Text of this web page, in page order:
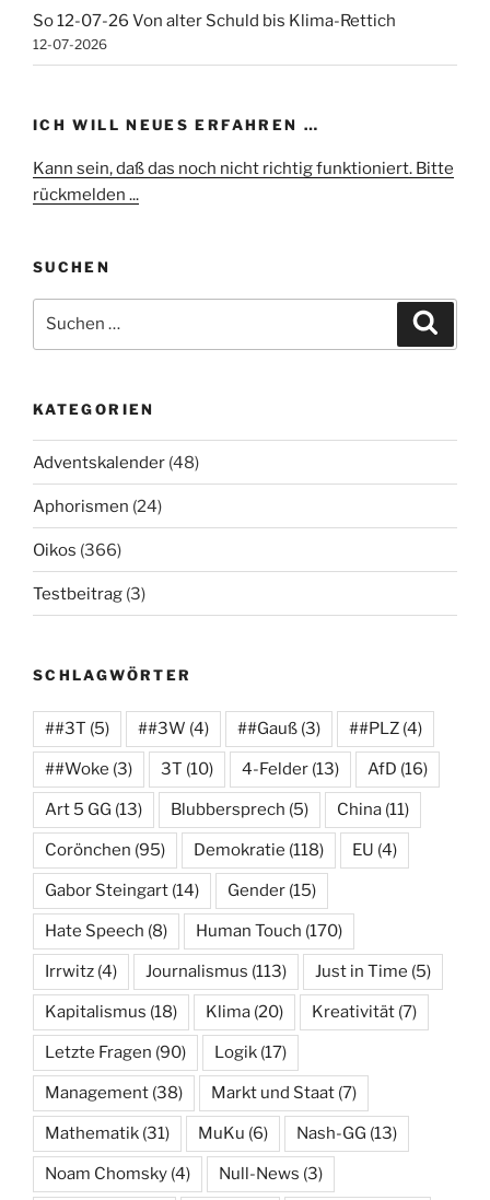
So 12-07-26 Von alter Schuld bis Klima-Rettich
12-07-2026
ICH WILL NEUES ERFAHREN …
Kann sein, daß das noch nicht richtig funktioniert. Bitte
rückmelden ...
SUCHEN
nach:
KATEGORIEN
Adventskalender (48)
Aphorismen (24)
Oikos (366)
Testbeitrag (3)
SCHLAGWÖRTER
##3T (5) ##3W (4) ##Gauß (3) ##PLZ (4)
##Woke (3) 3T (10) 4-Felder (13) AfD (16)
Art 5 GG (13) Blubbersprech (5) China (11)
Corönchen (95) Demokratie (118) EU (4)
Gabor Steingart (14) Gender (15)
Hate Speech (8) Human Touch (170)
Irrwitz (4) Journalismus (113) Just in Time (5)
Kapitalismus (18) Klima (20) Kreativität (7)
Letzte Fragen (90) Logik (17)
Management (38) Markt und Staat (7)
Mathematik (31) MuKu (6) Nash-GG (13)
Noam Chomsky (4) Null-News (3)